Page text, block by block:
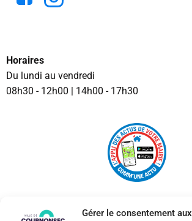
Gérer le consentement aux
Horaires
Du lundi au vendredi
08h30 - 12h00 | 14h00 - 17h30